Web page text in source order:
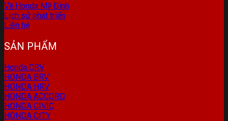
Về Honda Mỹ Đình
Lịch sử phát triển
Liên hệ
SẢN PHẨM
Honda CRV
HONDA BRV
HONDA HRV
HONDA ACCORD
HONDA CIVIC
HONDA CITY